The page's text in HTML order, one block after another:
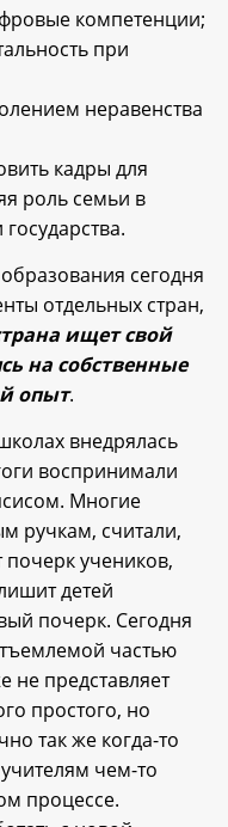
компетенции;
при
неравенства
кадры для
роль семьи в
сегодня
отдельных стран,
ищет свой
на собственные
опыт.
внедрялась
воспринимали
Многие
ручкам, считали,
учеников,
детей
почерк. Сегодня
частью
не представляет
простого, но
так же когда-то
чем-то
процессе.